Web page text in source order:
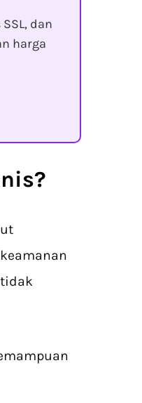
dan
harga